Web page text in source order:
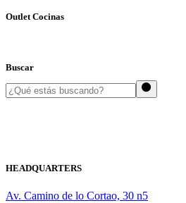
Outlet Cocinas
Buscar
Search
HEADQUARTERS
Av. Camino de lo Cortao, 30 n5